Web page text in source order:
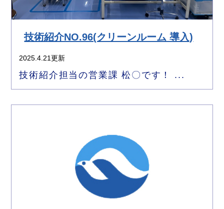
技術紹介NO.96(クリーンルーム 導入)
2025.4.21更新
技術紹介担当の営業課 松〇です！ ...